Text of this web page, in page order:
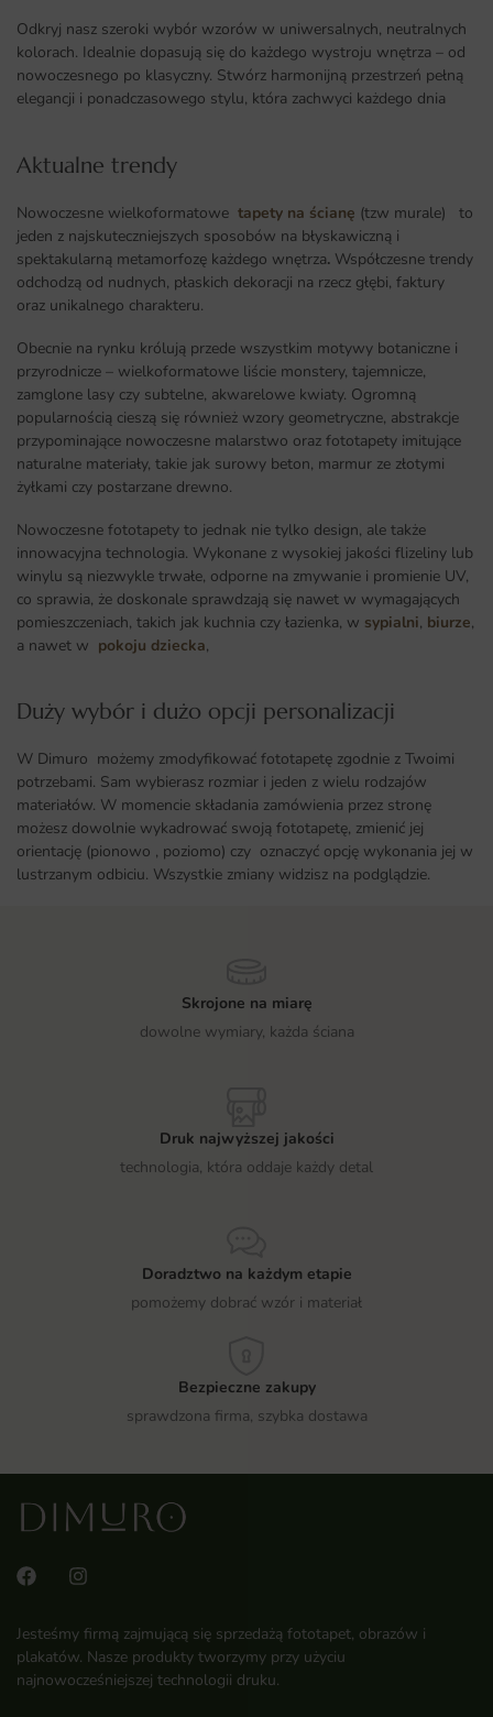
Odkryj nasz szeroki wybór wzorów w uniwersalnych, neutralnych
kolorach. Idealnie dopasują się do każdego wystroju wnętrza – od
nowoczesnego po klasyczny. Stwórz harmonijną przestrzeń pełną
elegancji i ponadczasowego stylu, która zachwyci każdego dnia
Aktualne trendy​
Nowoczesne wielkoformatowe tapety na ścianę (tzw murale) to
jeden z najskuteczniejszych sposobów na błyskawiczną i
spektakularną metamorfozę każdego wnętrza. Współczesne trendy
odchodzą od nudnych, płaskich dekoracji na rzecz głębi, faktury
oraz unikalnego charakteru.
Obecnie na rynku królują przede wszystkim motywy botaniczne i
przyrodnicze – wielkoformatowe liście monstery, tajemnicze,
zamglone lasy czy subtelne, akwarelowe kwiaty. Ogromną
popularnością cieszą się również wzory geometryczne, abstrakcje
przypominające nowoczesne malarstwo oraz fototapety imitujące
naturalne materiały, takie jak surowy beton, marmur ze złotymi
żyłkami czy postarzane drewno.
Nowoczesne fototapety to jednak nie tylko design, ale także
innowacyjna technologia. Wykonane z wysokiej jakości flizeliny lub
winylu są niezwykle trwałe, odporne na zmywanie i promienie UV,
co sprawia, że doskonale sprawdzają się nawet w wymagających
pomieszczeniach, takich jak kuchnia czy łazienka, w sypialni, biurze,
a nawet w pokoju dziecka,
Duży wybór i dużo opcji personalizacji ​
W Dimuro możemy zmodyfikować fototapetę zgodnie z Twoimi
potrzebami. Sam wybierasz rozmiar i jeden z wielu rodzajów
materiałów. W momencie składania zamówienia przez stronę
możesz dowolnie wykadrować swoją fototapetę, zmienić jej
orientację (pionowo , poziomo) czy oznaczyć opcję wykonania jej w
lustrzanym odbiciu. Wszystkie zmiany widzisz na podglądzie.
Skrojone na miarę
dowolne wymiary, każda ściana
Druk najwyższej jakości
technologia, która oddaje każdy detal
Doradztwo na każdym etapie
pomożemy dobrać wzór i materiał
Bezpieczne zakupy
sprawdzona firma, szybka dostawa
Jesteśmy firmą zajmującą się sprzedażą fototapet, obrazów i
plakatów. Nasze produkty tworzymy przy użyciu
najnowocześniejszej technologii druku.